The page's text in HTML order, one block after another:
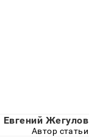
Евгений Жегулов
Автор статьи